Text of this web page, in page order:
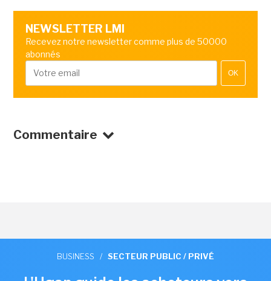
NEWSLETTER LMI
Recevez notre newsletter comme plus de 50000
abonnés
OK
Commentaire
BUSINESS / SECTEUR PUBLIC / PRIVÉ